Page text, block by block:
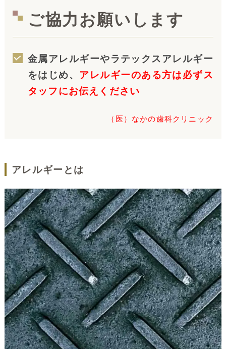
ご協力お願いします
金属アレルギーやラテックスアレルギー
をはじめ、 アレルギーのある方は必ずス
タッフにお伝えください
（医）なかの歯科クリニック
アレルギーとは